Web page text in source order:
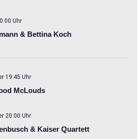
& Bettina Koch
Uhr
McLouds
19:45 Uhr
& Kaiser Quartett
20:00 Uhr